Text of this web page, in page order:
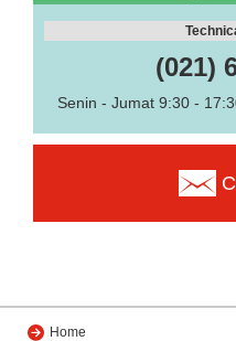
(021)
Senin - Jumat 9:30 -
Home